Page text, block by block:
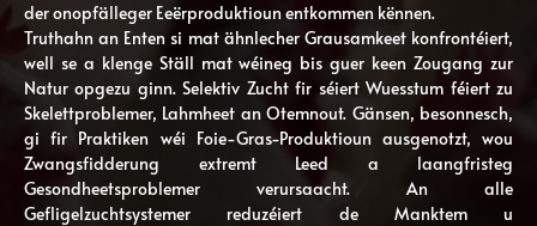
der onopfälleger Eeërproduktioun entkommen kënnen.
Truthahn an Enten si mat ähnlecher Grausamkeet konfrontéiert,
well se a klenge Ställ mat wéineg bis guer keen Zougang zur
Natur opgezu ginn. Selektiv Zucht fir séiert Wuesstum féiert zu
Skelettproblemer, Lahmheet an Otemnout. Gänsen, besonnesch,
gi fir Praktiken wéi Foie-Gras-Produktioun ausgenotzt, wou
Zwangsfidderung extremt Leed a laangfristeg
Gesondheetsproblemer verursaacht. An alle
Gefligelzuchtsystemer reduzéiert de Manktem u